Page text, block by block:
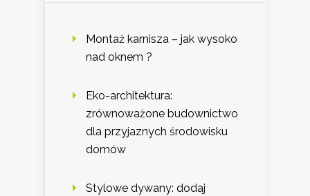
Montaż karnisza – jak wysoko
nad oknem ?
Eko-architektura:
zrównoważone budownictwo
dla przyjaznych środowisku
domów
Stylowe dywany: dodaj